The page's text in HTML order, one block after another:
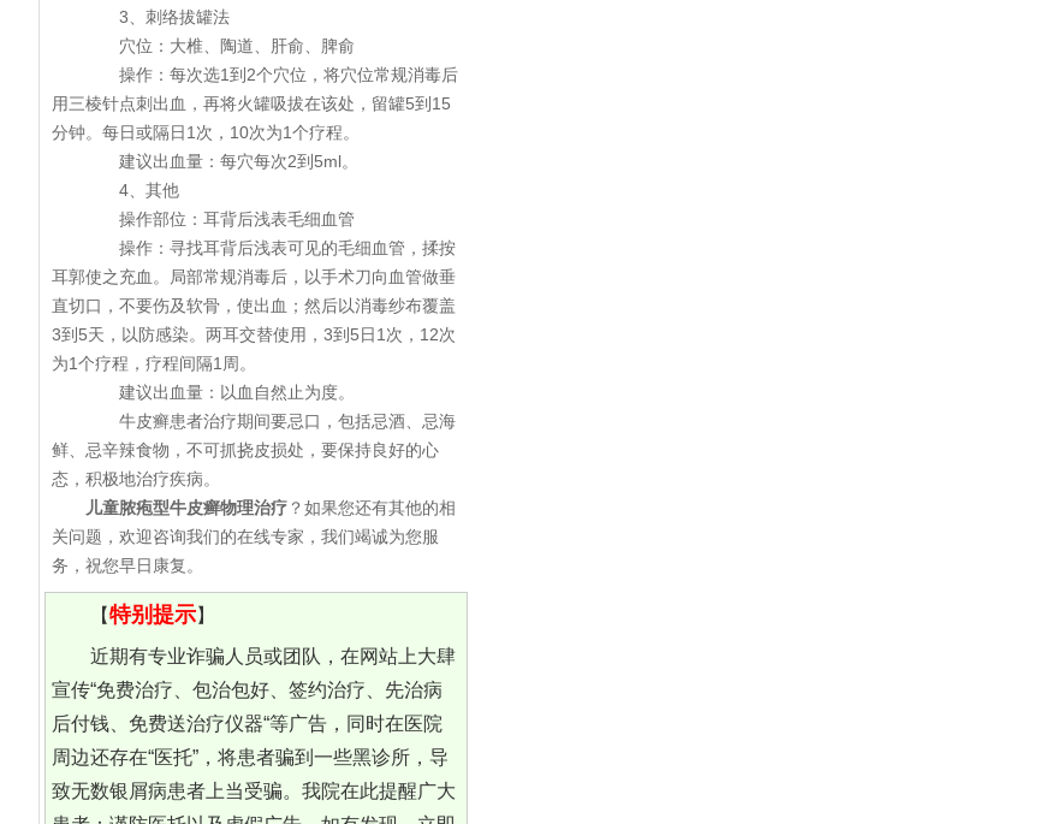
3、刺络拔罐法
穴位：大椎、陶道、肝俞、脾俞
操作：每次选1到2个穴位，将穴位常规消毒后
用三棱针点刺出血，再将火罐吸拔在该处，留罐5到15
分钟。每日或隔日1次，10次为1个疗程。
建议出血量：每穴每次2到5ml。
4、其他
操作部位：耳背后浅表毛细血管
操作：寻找耳背后浅表可见的毛细血管，揉按
耳郭使之充血。局部常规消毒后，以手术刀向血管做垂
直切口，不要伤及软骨，使出血；然后以消毒纱布覆盖
3到5天，以防感染。两耳交替使用，3到5日1次，12次
为1个疗程，疗程间隔1周。
建议出血量：以血自然止为度。
牛皮癣患者治疗期间要忌口，包括忌酒、忌海
鲜、忌辛辣食物，不可抓挠皮损处，要保持良好的心
态，积极地治疗疾病。
儿童脓疱型牛皮癣物理治疗 ？如果您还有其他的相
关问题，欢迎咨询我们的在线专家，我们竭诚为您服
务，祝您早日康复。
【特别提示】
近期有专业诈骗人员或团队，在网站上大肆
宣传“免费治疗、包治包好、签约治疗、先治病
后付钱、免费送治疗仪器“等广告，同时在医院
周边还存在“医托”，将患者骗到一些黑诊所，导
致无数银屑病患者上当受骗。我院在此提醒广大